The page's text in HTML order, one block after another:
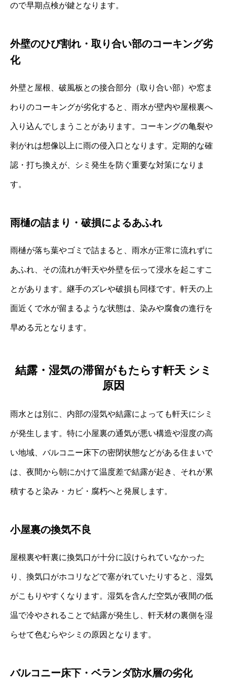
ので早期点検が鍵となります。
外壁のひび割れ・取り合い部のコーキング劣
化
外壁と屋根、破風板との接合部分（取り合い部）や窓ま
わりのコーキングが劣化すると、雨水が壁内や屋根裏へ
入り込んでしまうことがあります。コーキングの亀裂や
剥がれは想像以上に雨の侵入口となります。定期的な確
認・打ち換えが、シミ発生を防ぐ重要な対策になりま
す。
雨樋の詰まり・破損によるあふれ
雨樋が落ち葉やゴミで詰まると、雨水が正常に流れずに
あふれ、その流れが軒天や外壁を伝って浸水を起こすこ
とがあります。継手のズレや破損も同様です。軒天の上
面近くで水が留まるような状態は、染みや腐食の進行を
早める元となります。
結露・湿気の滞留がもたらす軒天 シミ
原因
雨水とは別に、内部の湿気や結露によっても軒天にシミ
が発生します。特に小屋裏の通気が悪い構造や湿度の高
い地域、バルコニー床下の密閉状態などがある住まいで
は、夜間から朝にかけて温度差で結露が起き、それが累
積すると染み・カビ・腐朽へと発展します。
小屋裏の換気不良
屋根裏や軒裏に換気口が十分に設けられていなかった
り、換気口がホコリなどで塞がれていたりすると、湿気
がこもりやすくなります。湿気を含んだ空気が夜間の低
温で冷やされることで結露が発生し、軒天材の裏側を湿
らせて色むらやシミの原因となります。
バルコニー床下・ベランダ防水層の劣化